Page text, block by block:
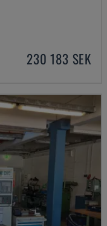
230 183 SEK